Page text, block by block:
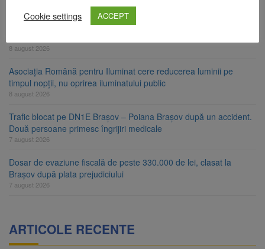
Ungaria renunță la apelul pentru reducerea consumului de
8 august 2026
Asociația Română pentru Iluminat cere reducerea luminii pe
timpul nopții, nu oprirea iluminatului public
8 august 2026
Trafic blocat pe DN1E Brașov – Poiana Brașov după un accident.
Două persoane primesc îngrijiri medicale
7 august 2026
Dosar de evaziune fiscală de peste 330.000 de lei, clasat la
Brașov după plata prejudiciului
7 august 2026
ARTICOLE RECENTE
Cookie settings
ACCEPT